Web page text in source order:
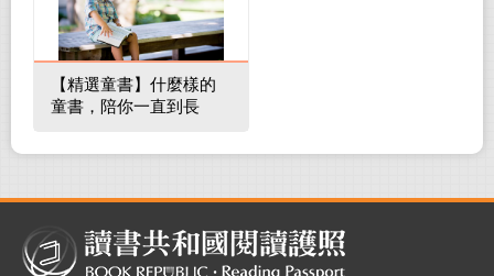
【精選童書】什麼樣的
童書，陪你一直到長